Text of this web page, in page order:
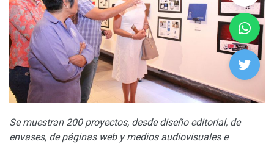
Se muestran 200 proyectos, desde diseño editorial, de
envases, de páginas web y medios audiovisuales e